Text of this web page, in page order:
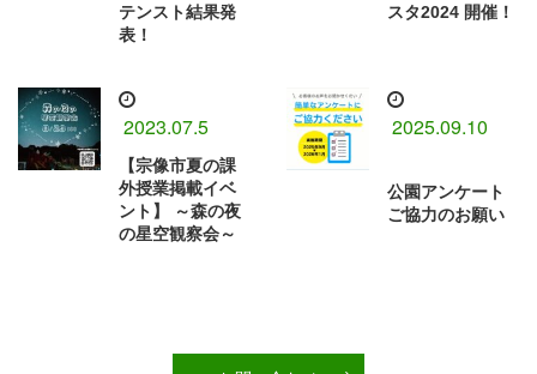
テンスト結果発
表！⁡
スタ2024 開催！
2023.07.5
【宗像市夏の課
外授業掲載イベ
ント】 ～森の夜
の星空観察会～
2025.09.10
公園アンケート
ご協力のお願い